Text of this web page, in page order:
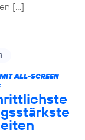
[…]
ALL-SCREEN